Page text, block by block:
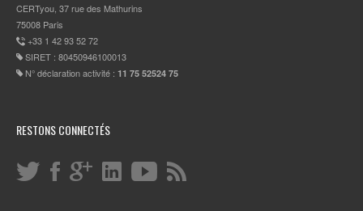
CERTyou, 37 rue des Mathurins
75008 Paris
+33 1 42 93 52 72
SIRET : 80450946100013
N° déclaration activité : 11 75 52524 75
RESTONS CONNECTÉS